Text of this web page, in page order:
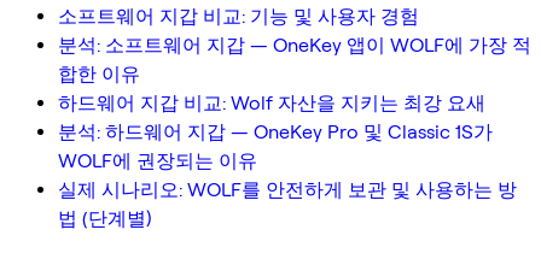
소프트웨어 지갑 비교: 기능 및 사용자 경험
분석: 소프트웨어 지갑 — OneKey 앱이 WOLF에 가장 적
합한 이유
하드웨어 지갑 비교: Wolf 자산을 지키는 최강 요새
분석: 하드웨어 지갑 — OneKey Pro 및 Classic 1S가
WOLF에 권장되는 이유
실제 시나리오: WOLF를 안전하게 보관 및 사용하는 방
법 (단계별)